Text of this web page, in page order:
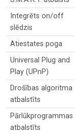
Integrēts on/off
slēdzis
Atiestates poga
Universal Plug and
Play (UPnP)
Drošības algoritma
atbalstīts
Pārlūkprogrammas
atbalstīts